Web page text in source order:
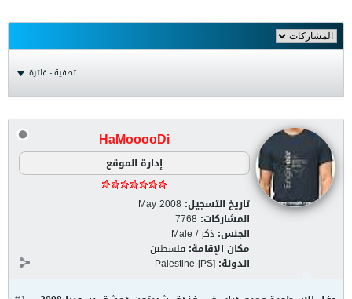
تصفية - فلترة
HaMooooDi
إدارة الموقع
تاريخ التسجيل: May 2008
المشاركات: 7768
الجنس: ذكر / Male
مكان الإقامة: فلسطين
الدولة: Palestine [PS]